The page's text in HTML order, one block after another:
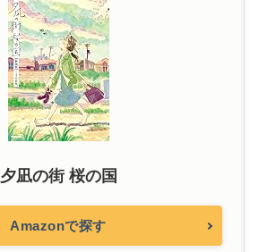
夕凪の街 桜の国
Amazonで探す